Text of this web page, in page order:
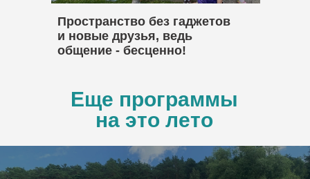
Пространство без гаджетов
и новые друзья, ведь
общение - бесценно!
Еще программы
на это лето